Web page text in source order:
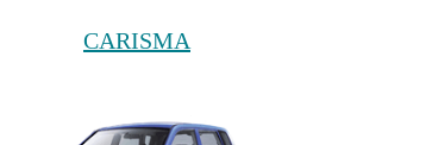
CARISMA